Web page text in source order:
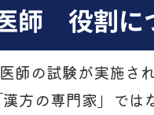
師 役割に
師の試験が実施さ
漢方の専門家」で